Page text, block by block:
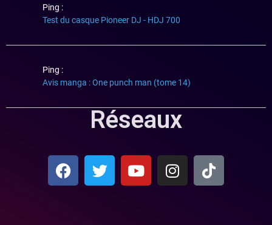
Ping :
Test du casque Pioneer DJ - HDJ 700
Ping :
Avis manga : One punch man (tome 14)
Réseaux